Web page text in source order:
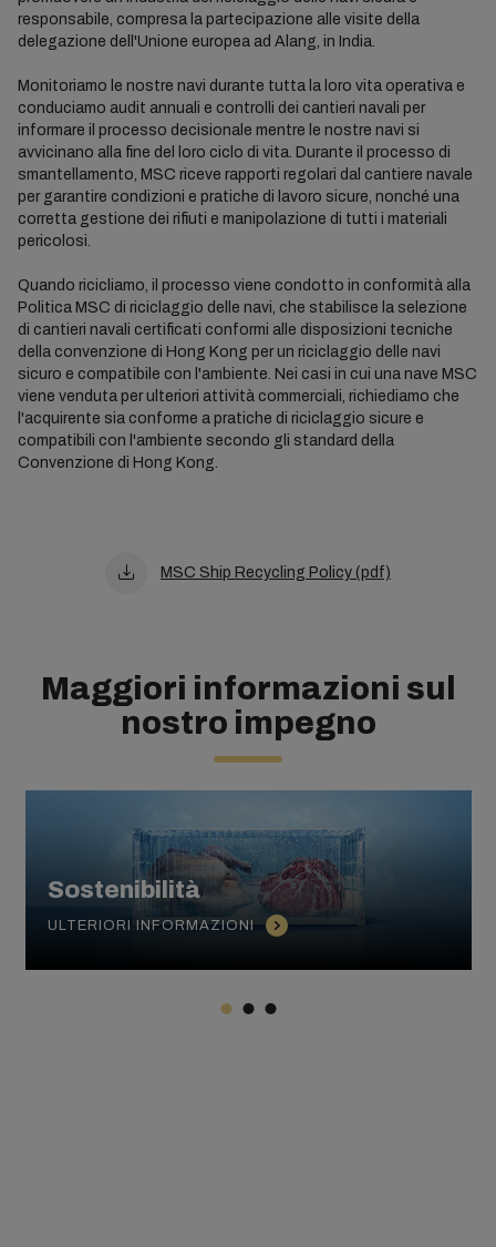
responsabile, compresa la partecipazione alle visite della
delegazione dell'Unione europea ad Alang, in India.
Monitoriamo le nostre navi durante tutta la loro vita operativa e
conduciamo audit annuali e controlli dei cantieri navali per
informare il processo decisionale mentre le nostre navi si
avvicinano alla fine del loro ciclo di vita. Durante il processo di
smantellamento, MSC riceve rapporti regolari dal cantiere navale
per garantire condizioni e pratiche di lavoro sicure, nonché una
corretta gestione dei rifiuti e manipolazione di tutti i materiali
pericolosi.
Quando ricicliamo, il processo viene condotto in conformità alla
Politica MSC di riciclaggio delle navi, che stabilisce la selezione
di cantieri navali certificati conformi alle disposizioni tecniche
della convenzione di Hong Kong per un riciclaggio delle navi
sicuro e compatibile con l'ambiente. Nei casi in cui una nave MSC
viene venduta per ulteriori attività commerciali, richiediamo che
l'acquirente sia conforme a pratiche di riciclaggio sicure e
compatibili con l'ambiente secondo gli standard della
Convenzione di Hong Kong.
MSC Ship Recycling Policy (pdf)
Maggiori informazioni sul
nostro impegno
Sostenibilità
ULTERIORI INFORMAZIONI